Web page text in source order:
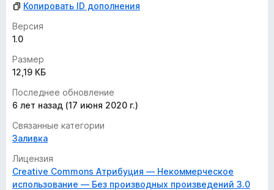
Копировать ID дополнения
Версия
1.0
Размер
12,19 КБ
Последнее обновление
6 лет назад (17 июня 2020 г.)
Связанные категории
Заливка
Лицензия
Creative Commons Атрибуция — Некоммерческое
использование — Без производных произведений 3.0